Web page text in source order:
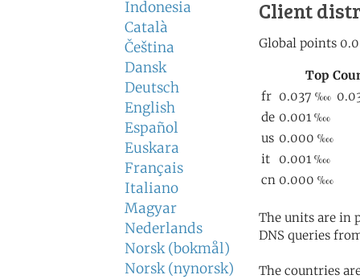
Indonesia
Català
Čeština
Dansk
Deutsch
English
Español
Euskara
Français
Italiano
Magyar
Nederlands
Norsk (bokmål)
Norsk (nynorsk)
Client
The units are in
DNS queries
The countries